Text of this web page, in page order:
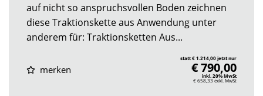
auf nicht so anspruchsvollen Boden zeichnen
diese Traktionskette aus Anwendung unter
anderem für: Traktionsketten Aus...
merken
statt € 1.214,00 jetzt nur
€ 790,00
inkl. 20% MwSt
€ 658,33 exkl. MwSt